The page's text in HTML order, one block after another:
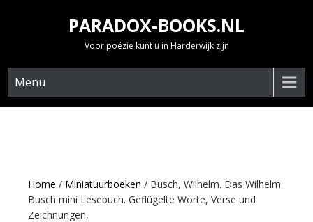
PARADOX-BOOKS.NL
Voor poëzie kunt u in Harderwijk zijn
Menu
Home / Miniatuurboeken / Busch, Wilhelm. Das Wilhelm
Busch mini Lesebuch. Geflügelte Worte, Verse und
Zeichnungen,